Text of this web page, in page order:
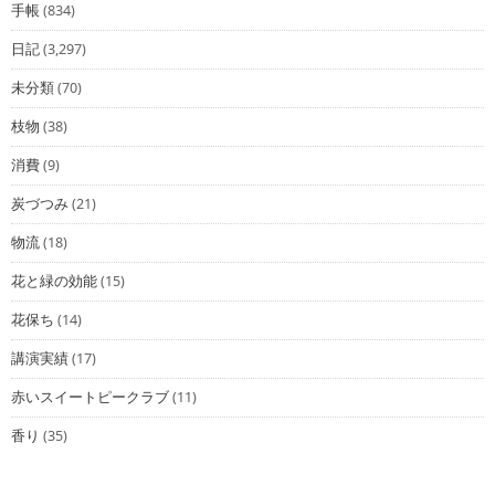
手帳(834)
日記(3,297)
未分類(70)
枝物 (38)
消費(9)
炭づつみ(21)
物流(18)
花と緑の効能(15)
花保ち (14)
講演実績(17)
赤いスイートピークラブ(11)
香り (35)